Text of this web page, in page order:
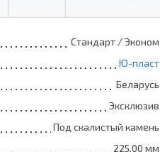
Стандарт / Эконом
Ю-пласт
Беларусь
Эксклюзив
Под скалистый камень
225,00 мм